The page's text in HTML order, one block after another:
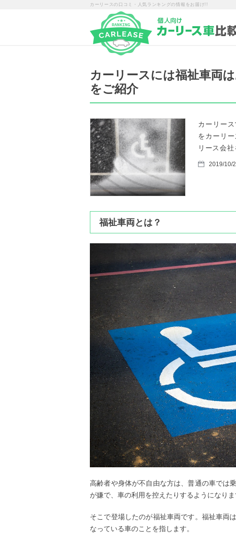
カーリースの口コミ・人気ランキングの情報をお届け!!
カーリースには福祉車両
をご紹介
カーリー
をカーリ
リース会社
2019/10/
福祉車両とは？
高齢者や身体が不自由な方は、普通の車では
が嫌で、車の利用を控えたりするようになりま
そこで登場したのが福祉車両です。福祉車両
なっている車のことを指します。